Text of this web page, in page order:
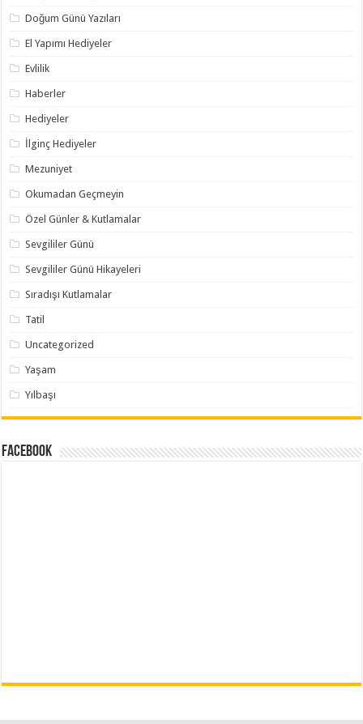
Doğum Günü Yazıları
El Yapımı Hediyeler
Evlilik
Haberler
Hediyeler
İlginç Hediyeler
Mezuniyet
Okumadan Geçmeyin
Özel Günler & Kutlamalar
Sevgililer Günü
Sevgililer Günü Hikayeleri
Sıradışı Kutlamalar
Tatil
Uncategorized
Yaşam
Yılbaşı
Facebook